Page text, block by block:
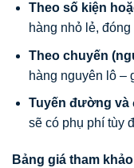
Theo số kiện
hàng nhỏ lẻ, đóng
Theo chuyến
hàng nguyên lô –
Tuyến đường và
sẽ có phụ phí tùy
Bảng giá tham